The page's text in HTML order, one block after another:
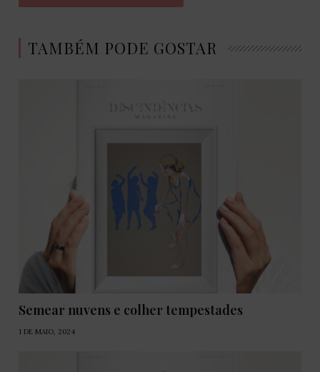
TAMBÉM PODE GOSTAR
Semear nuvens e colher tempestades
1 DE MAIO, 2024